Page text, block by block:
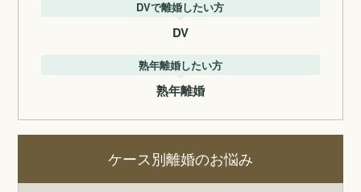
DVで離婚したい方
DV
熟年離婚したい方
熟年離婚
ケース別離婚のお悩み